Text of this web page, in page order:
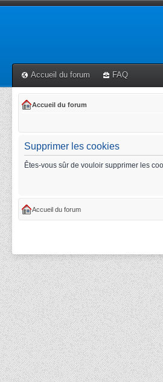
Accueil du forum FAQ
Accueil du forum
Supprimer les cookies
Êtes-vous sûr de vouloir supprimer les
Accueil du forum